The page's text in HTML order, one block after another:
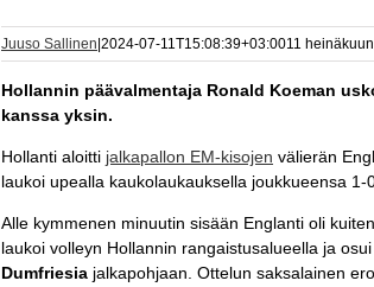
Juuso Sallinen 2024-07-11T15:08:39+03:0011
Hollannin päävalmentaja Ronald Koeman
kanssa yksin.
Hollanti aloitti jalkapallon EM-kisojen välierän
laukoi upealla kaukolaukauksella joukkueensa
Alle kymmenen minuutin sisään Englanti oli
laukoi volleyn Hollannin rangaistusalueella ja
Dumfriesia jalkapohjaan. Ottelun saksalainen